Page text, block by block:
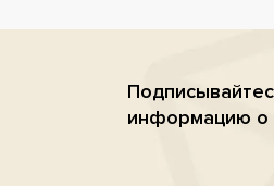
информацию о